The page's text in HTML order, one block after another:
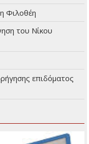
Φιλοθέη
του Νίκου
επιδόματος